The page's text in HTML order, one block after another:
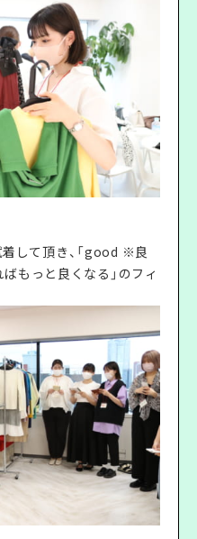
して頂き、「good ※良
もっと良くなる」のフィ